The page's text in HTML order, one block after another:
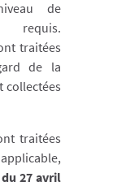
de
requis.
traitées
de la
collectées
traitées
27 avril